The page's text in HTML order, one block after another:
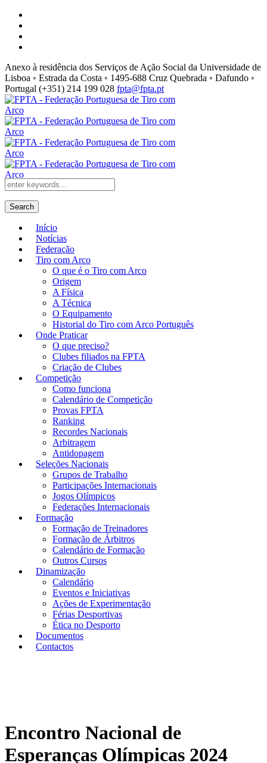
Anexo à residência dos Serviços de Ação Social da Universidade de
Lisboa ◦ Estrada da Costa ◦ 1495-688 Cruz Quebrada ◦ Dafundo ◦
Portugal (+351) 214 199 028 fpta@fpta.pt
Search
Início
Notícias
Federação
Tiro com Arco
O que é o Tiro com Arco
Origem
A Física
A Técnica
O Equipamento
Historial do Tiro com Arco Português
Onde Praticar
O que preciso?
Clubes filiados na FPTA
Criação de Clubes
Competição
Como funciona
Calendário de Competição
Provas FPTA
Ranking
Recordes Nacionais
Arbitragem
Antidopagem
Seleções Nacionais
Grupos de Trabalho
Participações Internacionais
Jogos Olímpicos
Federações Internacionais
Formação
Formação de Treinadores
Formação de Árbitros
Calendário de Formação
Outros Cursos
Dinamização
Calendário
Eventos e Iniciativas
Ações de Experimentação
Férias Desportivas
Ética no Desporto
Documentos
Contactos
Encontro Nacional de
Esperanças Olímpicas 2024